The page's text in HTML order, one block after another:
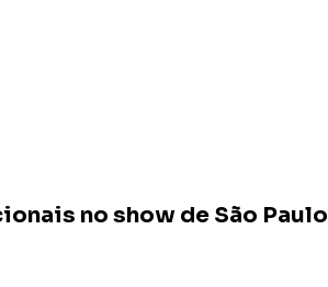
no show de São Paulo